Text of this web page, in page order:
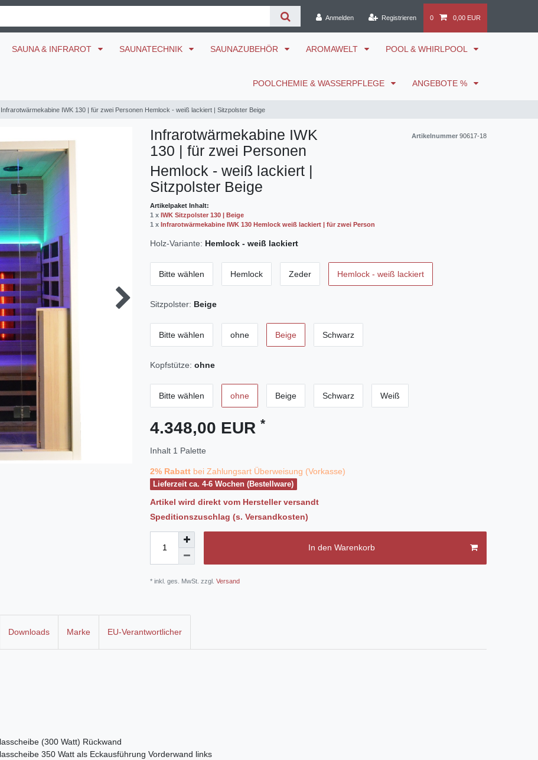
Anmelden Registrieren 0 0,00 EUR
SAUNA & INFRAROT SAUNATECHNIK SAUNAZUBEHÖR AROMAWELT POOL & WHIRLPOOL
POOLCHEMIE & WASSERPFLEGE ANGEBOTE %
Infrarotwärmekabine IWK 130 | für zwei Personen Hemlock - weiß lackiert | Sitzpolster Beige
Infrarotwärmekabine IWK
130 | für zwei Personen
Hemlock - weiß lackiert |
Sitzpolster Beige
Artikelnummer 90617-18
Artikelpaket Inhalt:
1 x IWK Sitzpolster 130 | Beige
1 x Infrarotwärmekabine IWK 130 Hemlock weiß lackiert | für zwei Person
Holz-Variante: Hemlock - weiß lackiert
Bitte wählen Hemlock Zeder Hemlock - weiß lackiert
Sitzpolster: Beige
Bitte wählen ohne Beige Schwarz
Kopfstütze: ohne
Bitte wählen ohne Beige Schwarz Weiß
4.348,00 EUR *
Inhalt 1 Palette
2% Rabatt bei Zahlungsart Überweisung (Vorkasse)
Lieferzeit ca. 4-6 Wochen (Bestellware)
Artikel wird direkt vom Hersteller versandt
Speditionszuschlag (s. Versandkosten)
In den Warenkorb
* inkl. ges. MwSt. zzgl. Versand
Downloads Marke EU-Verantwortlicher
(300 Watt) Rückwand
350 Watt als Eckausführung Vorderwand links